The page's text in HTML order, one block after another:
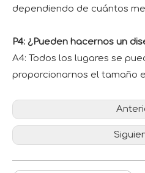
dependiendo de cuántos
P4: ¿Pueden hacernos un
A4: Todos los lugares se
proporcionarnos el tamaño